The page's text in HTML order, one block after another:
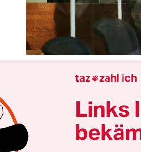
keinen berechtigten Grund
Ak­ti­vis­t*in­nen für
auf die Berichterstattung
Heim­be­woh­ne­r*in­nen in
taz zahl ich
Links